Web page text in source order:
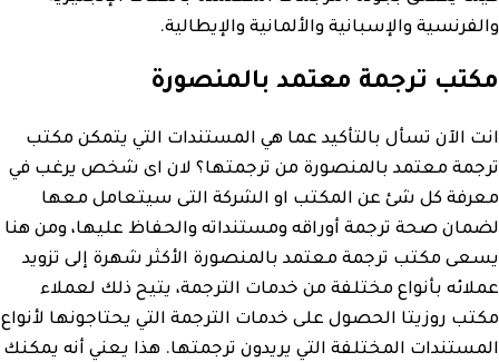
والفرنسية والإسبانية والألمانية والإيطالية.
مكتب ترجمة معتمد بالمنصورة
انت الآن تسأل بالتأكيد عما هي المستندات التي يتمكن مكتب
ترجمة معتمد بالمنصورة من ترجمتها؟ لان اى شخص يرغب في
معرفة كل شئ عن المكتب او الشركة التى سيتعامل معها
لضمان صحة ترجمة أوراقه ومستنداته والحفاظ عليها، ومن هنا
يسعى مكتب ترجمة معتمد بالمنصورة الأكثر شهرة إلى تزويد
عملائه بأنواع مختلفة من خدمات الترجمة، يتيح ذلك لعملاء
مكتب روزيتا الحصول على خدمات الترجمة التي يحتاجونها لأنواع
المستندات المختلفة التي يريدون ترجمتها. هذا يعني أنه يمكنك